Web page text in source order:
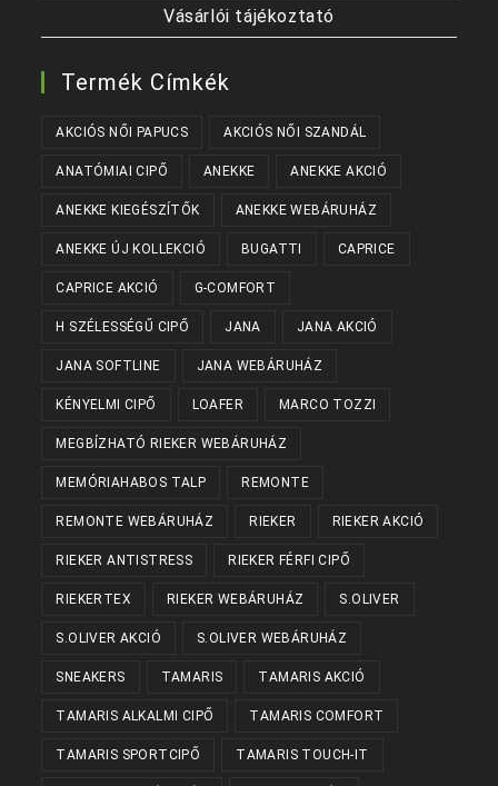
Vásárlói tájékoztató
Termék Címkék
AKCIÓS NŐI PAPUCS AKCIÓS NŐI SZANDÁL
ANATÓMIAI CIPŐ ANEKKE ANEKKE AKCIÓ
ANEKKE KIEGÉSZÍTŐK ANEKKE WEBÁRUHÁZ
ANEKKE ÚJ KOLLEKCIÓ BUGATTI CAPRICE
CAPRICE AKCIÓ G-COMFORT
H SZÉLESSÉGŰ CIPŐ JANA JANA AKCIÓ
JANA SOFTLINE JANA WEBÁRUHÁZ
KÉNYELMI CIPŐ LOAFER MARCO TOZZI
MEGBÍZHATÓ RIEKER WEBÁRUHÁZ
MEMÓRIAHABOS TALP REMONTE
REMONTE WEBÁRUHÁZ RIEKER RIEKER AKCIÓ
RIEKER ANTISTRESS RIEKER FÉRFI CIPŐ
RIEKERTEX RIEKER WEBÁRUHÁZ S.OLIVER
S.OLIVER AKCIÓ S.OLIVER WEBÁRUHÁZ
SNEAKERS TAMARIS TAMARIS AKCIÓ
TAMARIS ALKALMI CIPŐ TAMARIS COMFORT
TAMARIS SPORTCIPŐ TAMARIS TOUCH-IT